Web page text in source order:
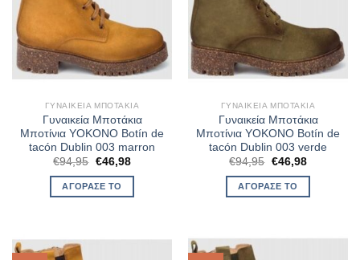
ΓΥΝΑΙΚΕΊΑ ΜΠΟΤΆΚΙΑ
Γυναικεία Μποτάκια
Μποτίνια YOKONO Botín de
tacón Dublin 003 marron
€94,95 Original
was:
€94,95.
€46,98Η
ΑΓΌΡΑΣΈ ΤΟ
ΓΥΝΑΙΚΕΊΑ ΜΠΟΤΆΚΙΑ
Γυναικεία Μποτάκια
Μποτίνια YOKONO Botín de
tacón Dublin 003 verde
€94,95 Original
was:
€94,95.
€46,98Η
ΑΓΌΡΑΣΈ ΤΟ